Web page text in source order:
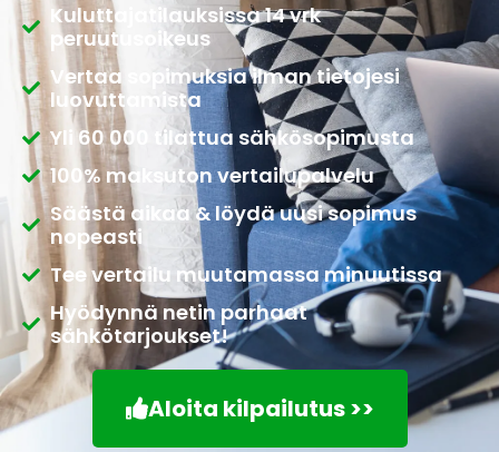
Kuluttajatilauksissa 14 vrk
peruutusoikeus
Vertaa sopimuksia ilman tietojesi
luovuttamista
Yli 60 000 tilattua sähkösopimusta
100% maksuton vertailupalvelu
Säästä aikaa & löydä uusi sopimus
nopeasti
Tee vertailu muutamassa minuutissa
Hyödynnä netin parhaat
sähkötarjoukset!
Aloita kilpailutus >>